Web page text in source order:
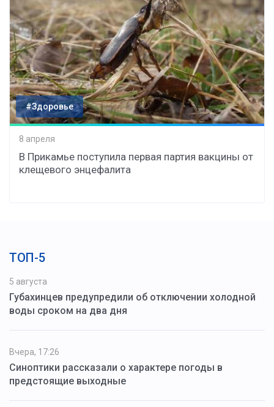
#Здоровье
8 апреля
В Прикамье поступила первая партия вакцины от
клещевого энцефалита
ТОП-5
5 августа
Губахинцев предупредили об отключении холодной
воды сроком на два дня
Вчера, 17:26
Синоптики рассказали о характере погоды в
предстоящие выходные